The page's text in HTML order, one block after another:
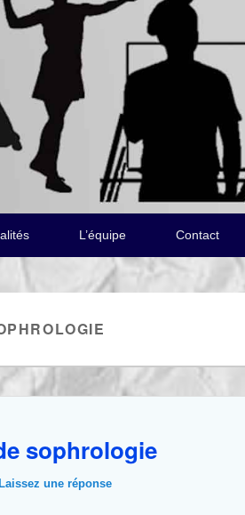
L’équipe Contact
sophrologie
Laissez une réponse